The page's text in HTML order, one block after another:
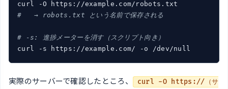
#   → robots.txt という名前で保存される
# -s: 進捗メーターを消す（スクリプト向き）
curl -s https://example.com/ -o /dev/null
実際のサーバーで確認したところ、
curl -O https://（サ